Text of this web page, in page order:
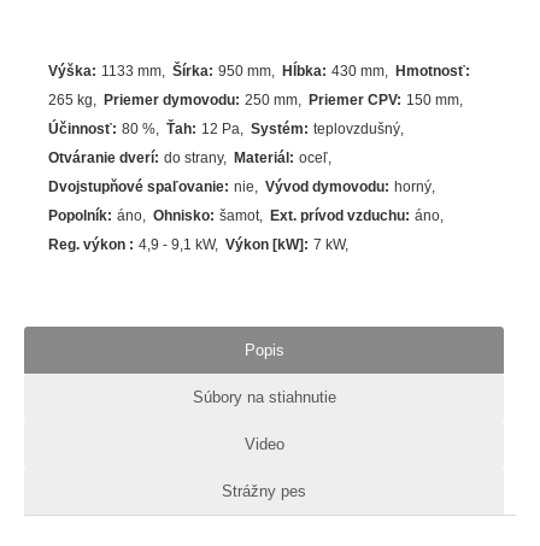
Výška: 1133 mm Šírka: 950 mm Hĺbka: 430 mm Hmotnosť:
265 kg
Priemer dymovodu: 250 mm Priemer CPV: 150 mm
Účinnosť: 80% Ťah: 12 Pa Systém: teplovzdušný
Otváranie dverí: do strany Materiál : oceľ
Dvojstupňové spaľovanie: nie Vývod dymovodu: horný
Popolník: áno Ohnisko: šamot Ext. prívod vzduchu: áno
Reg. výkon : 4,9 - 9,1 kW Výkon [kW] : 7 kW
Popis
Súbory na stiahnutie
Video
Strážny pes